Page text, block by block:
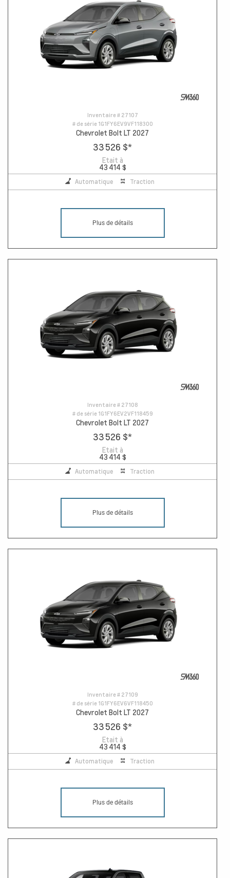
Inventaire # 27107
# de série 1G1FY6EV9VF118300
Chevrolet Bolt LT 2027
33 526 $*
Etait à
43 414 $
Automatique Traction
Plus de détails
Inventaire # 27108
# de série 1G1FY6EV2VF118459
Chevrolet Bolt LT 2027
33 526 $*
Etait à
43 414 $
Automatique Traction
Plus de détails
Inventaire # 27109
# de série 1G1FY6EV6VF118450
Chevrolet Bolt LT 2027
33 526 $*
Etait à
43 414 $
Automatique Traction
Plus de détails